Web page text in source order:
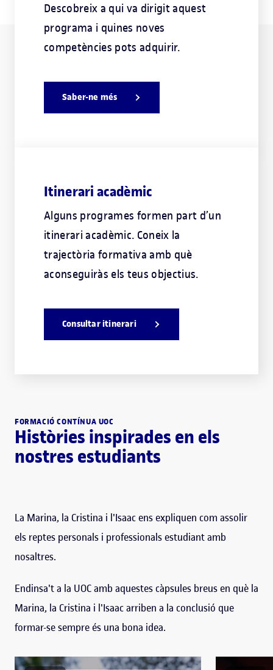
Descobreix a qui va dirigit aquest
programa i quines noves
competències pots adquirir.
Saber-ne més
Itinerari acadèmic
Alguns programes formen part d’un
itinerari acadèmic. Coneix la
trajectòria formativa amb què
aconseguiràs els teus objectius.
Consultar itinerari
FORMACIÓ CONTÍNUA UOC
Històries inspirades en els
nostres estudiants
La Marina, la Cristina i l'Isaac ens expliquen com assolir
els reptes personals i professionals estudiant amb
nosaltres.
Endinsa't a la UOC amb aquestes càpsules breus en què la
Marina, la Cristina i l'Isaac arriben a la conclusió que
formar-se sempre és una bona idea.